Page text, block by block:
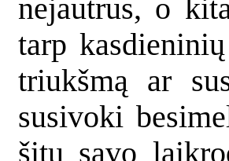
nejautrus, o
tarp
triukšmą ar
susivoki
šitų savo